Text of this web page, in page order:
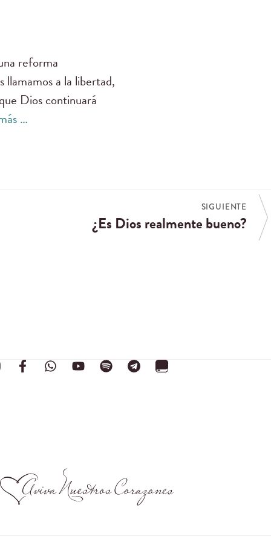
reforma
llamamos a la libertad,
Dios continuará
…
SIGUIENTE
¿Es Dios realmente bueno?